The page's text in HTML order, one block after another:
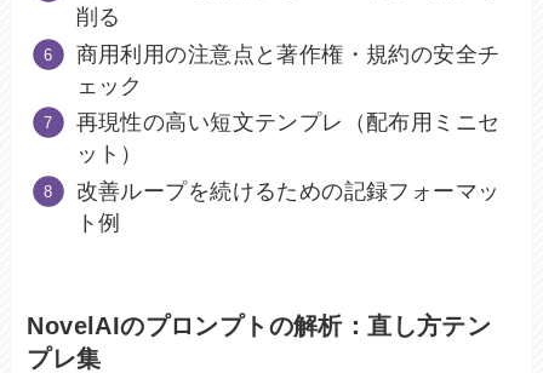
削る
商用利用の注意点と著作権・規約の安全チ
ェック
再現性の高い短文テンプレ（配布用ミニセ
ット）
改善ループを続けるための記録フォーマッ
ト例
NovelAIのプロンプトの解析：直し方テン
プレ集